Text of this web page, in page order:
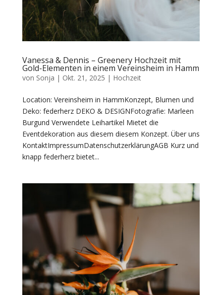
Vanessa & Dennis – Greenery Hochzeit mit
Gold-Elementen in einem Vereinsheim in Hamm
von Sonja | Okt. 21, 2025 | Hochzeit
Location: Vereinsheim in HammKonzept, Blumen und
Deko: federherz DEKO & DESIGNFotografie: Marleen
Burgund Verwendete Leihartikel Mietet die
Eventdekoration aus diesem diesem Konzept. Über uns
KontaktImpressumDatenschutzerklärungAGB Kurz und
knapp federherz bietet...